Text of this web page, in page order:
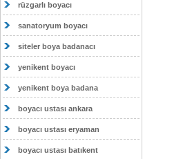
rüzgarlı boyacı
sanatoryum boyacı
siteler boya badanacı
yenikent boyacı
yenikent boya badana
boyacı ustası ankara
boyacı ustası eryaman
boyacı ustası batıkent